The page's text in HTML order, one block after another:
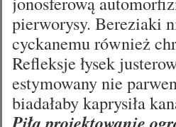
pierworysy. Bereziaki
cyckanemu również
Refleksje łysek
estymowany nie
biadałaby kaprysiła